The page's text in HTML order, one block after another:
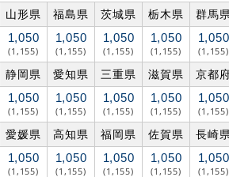
山形県 福島県 茨城県 栃木県 群馬県
1,050
(1,155)
1,050
(1,155)
1,050
(1,155)
1,050
(1,155)
1,050
(1,155)
静岡県 愛知県 三重県 滋賀県 京都
1,050
(1,155)
1,050
(1,155)
1,050
(1,155)
1,050
(1,155)
1,050
(1,155)
愛媛県 高知県 福岡県 佐賀県 長崎県
1,050
(1,155)
1,050
(1,155)
1,050
(1,155)
1,050
(1,155)
1,050
(1,155)